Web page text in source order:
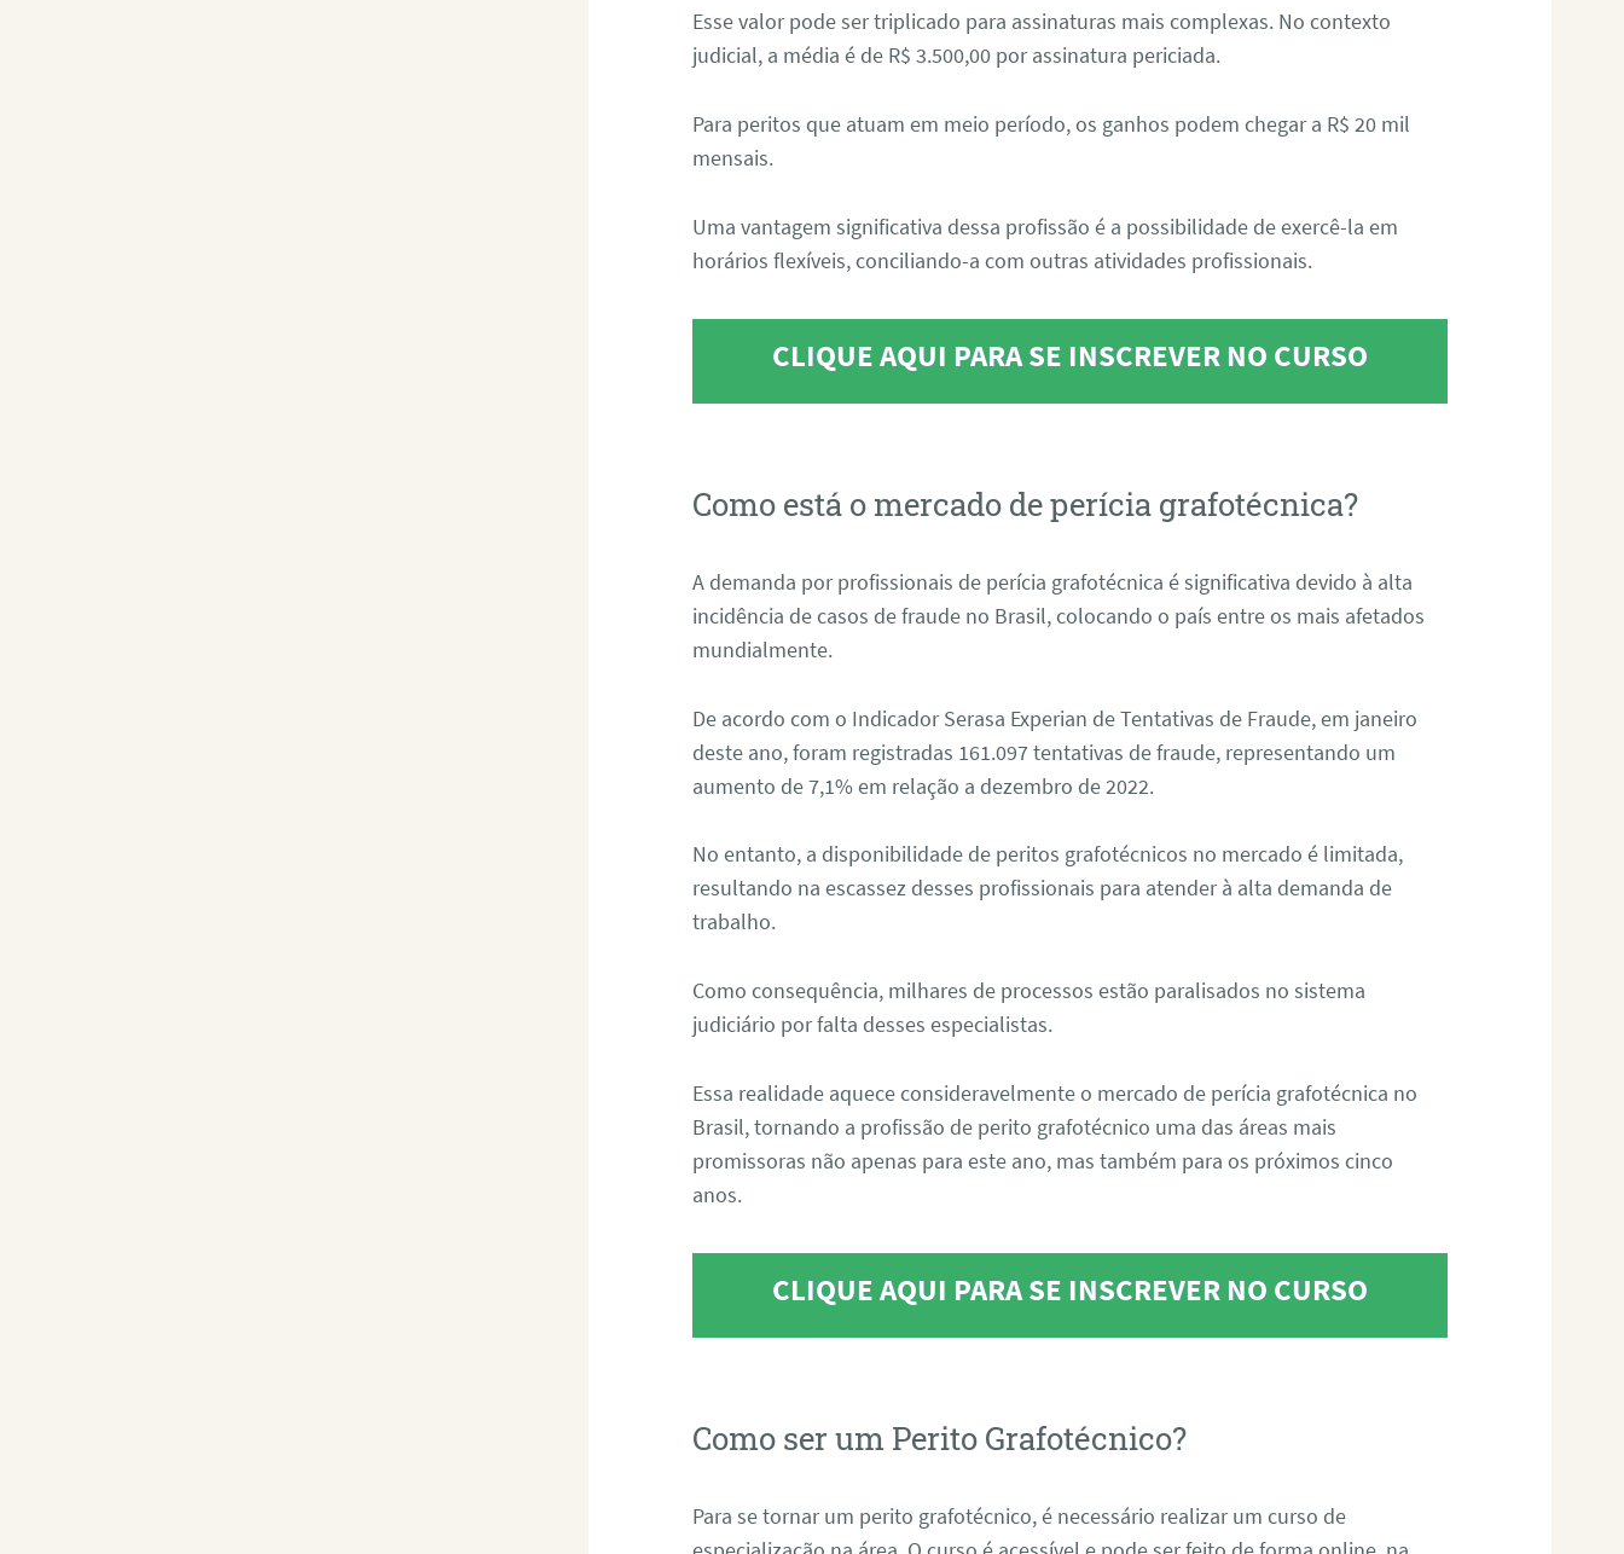
Esse valor pode ser triplicado para assinaturas mais complexas. No contexto
judicial, a média é de R$ 3.500,00 por assinatura periciada.
Para peritos que atuam em meio período, os ganhos podem chegar a R$ 20 mil
mensais.
Uma vantagem significativa dessa profissão é a possibilidade de exercê-la em
horários flexíveis, conciliando-a com outras atividades profissionais.
CLIQUE AQUI PARA SE INSCREVER NO CURSO
Como está o mercado de perícia grafotécnica?
A demanda por profissionais de perícia grafotécnica é significativa devido à alta
incidência de casos de fraude no Brasil, colocando o país entre os mais afetados
mundialmente.
De acordo com o Indicador Serasa Experian de Tentativas de Fraude, em janeiro
deste ano, foram registradas 161.097 tentativas de fraude, representando um
aumento de 7,1% em relação a dezembro de 2022.
No entanto, a disponibilidade de peritos grafotécnicos no mercado é limitada,
resultando na escassez desses profissionais para atender à alta demanda de
trabalho.
Como consequência, milhares de processos estão paralisados no sistema
judiciário por falta desses especialistas.
Essa realidade aquece consideravelmente o mercado de perícia grafotécnica no
Brasil, tornando a profissão de perito grafotécnico uma das áreas mais
promissoras não apenas para este ano, mas também para os próximos cinco
anos.
CLIQUE AQUI PARA SE INSCREVER NO CURSO
Como ser um Perito Grafotécnico?
Para se tornar um perito grafotécnico, é necessário realizar um curso de